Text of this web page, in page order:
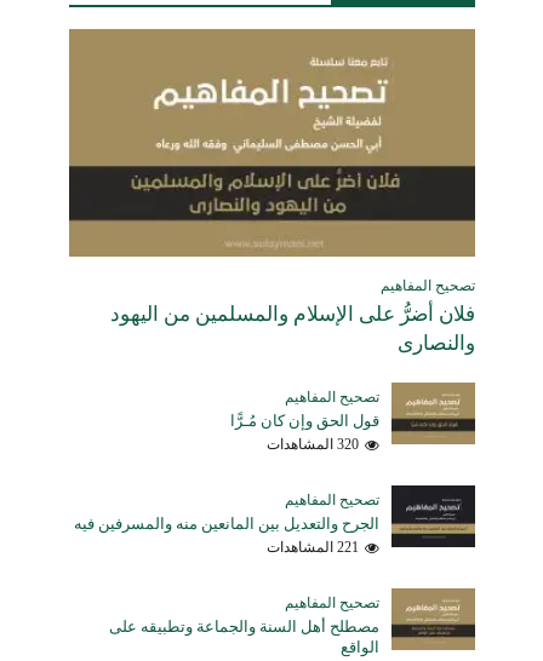
تصحيح المفاهيم
فلان أضرُّ على الإسلام والمسلمين من اليهود
والنصارى
تصحيح المفاهيم
قول الحق وإن كان مُـرًّا
320 المشاهدات
تصحيح المفاهيم
الجرح والتعديل بين المانعين منه والمسرفين فيه
221 المشاهدات
تصحيح المفاهيم
مصطلح أهل السنة والجماعة وتطبيقه على
الواقع